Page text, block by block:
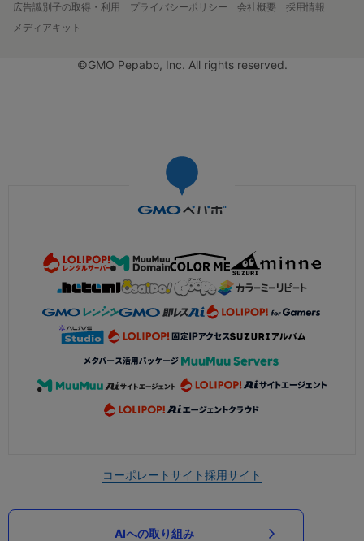
広告識別子の取得・利用
プライバシーポリシー 会社概要
採用情報
メディアキット
©GMO Pepabo, Inc. All rights reserved.
コーポレートサイト採用サイト
AIへの取り組み